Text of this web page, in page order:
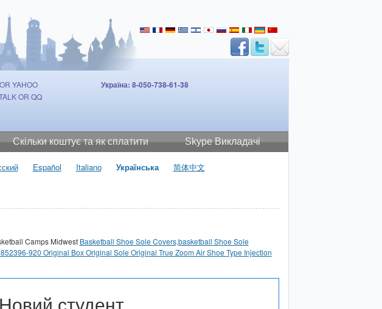
YAHOO
OR QQ
Україна: 8-050-738-61-38
Скільки коштує та як сплатити Skype Викладачі
Español Italiano Українська 简体中文
Camps Midwest Basketball Shoe Sole Covers,basketball Shoe Sole
920 Original Box Original Sole Original True Zoom Air Shoe Type Injection